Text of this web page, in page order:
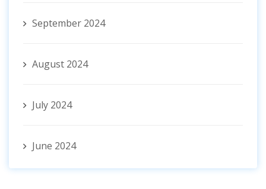
September 2024
August 2024
July 2024
June 2024